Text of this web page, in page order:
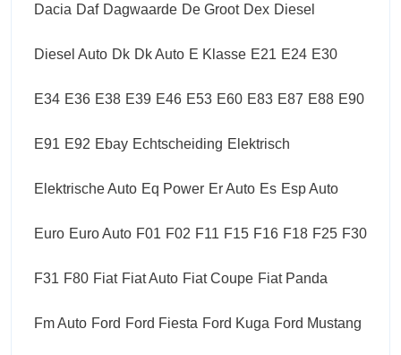
Dacia Daf Dagwaarde De Groot Dex Diesel
Diesel Auto Dk Dk Auto E Klasse E21 E24 E30
E34 E36 E38 E39 E46 E53 E60 E83 E87 E88 E90
E91 E92 Ebay Echtscheiding Elektrisch
Elektrische Auto Eq Power Er Auto Es Esp Auto
Euro Euro Auto F01 F02 F11 F15 F16 F18 F25 F30
F31 F80 Fiat Fiat Auto Fiat Coupe Fiat Panda
Fm Auto Ford Ford Fiesta Ford Kuga Ford Mustang